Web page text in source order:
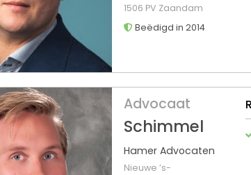
1506 PV Zaandam
Beëdigd in 2014
Advocaat
Schimmel
Hamer Advocaten
Nieuwe ’s-